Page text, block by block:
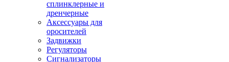
сплинклерные и
дренчерные
Аксессуары для
оросителей
Задвижки
Регуляторы
Сигнализаторы